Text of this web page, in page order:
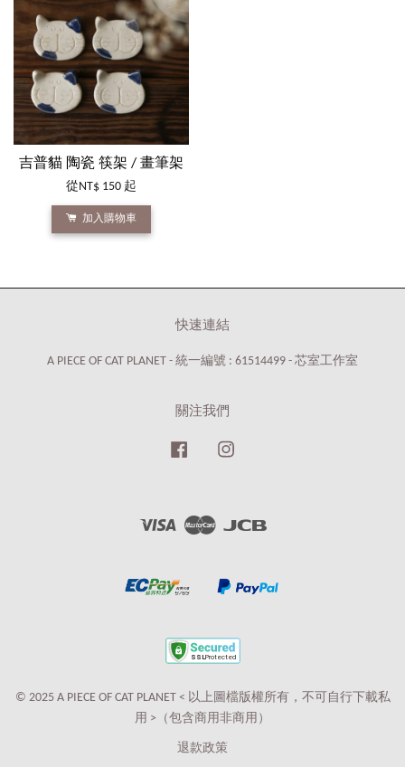
吉普貓 陶瓷 筷架 / 畫筆架
從 NT$ 150 起
加入購物車
快速連結
A PIECE OF CAT PLANET - 統一編號 : 61514499 - 芯室工作室
關注我們
Facebook
Visa Master
© 2025 A PIECE OF CAT PLANET < 以上圖檔版權所有，不可自行下載私
用 >（包含商用非商用）
退款政策